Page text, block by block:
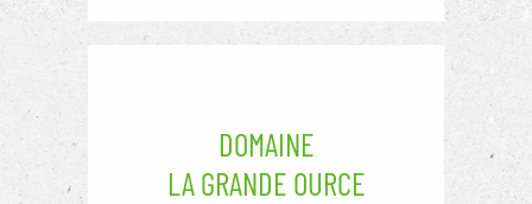
DOMAINE
LA GRANDE OURCE